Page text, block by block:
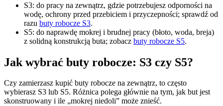
S3: do pracy na zewnątrz, gdzie potrzebujesz odporności na
wodę, ochrony przed przebiciem i przyczepności; sprawdź od
razu buty robocze S3.
S5: do naprawdę mokrej i brudnej pracy (błoto, woda, breja)
z solidną konstrukcją buta; zobacz buty robocze S5.
Jak wybrać buty robocze: S3 czy S5?
Czy zamierzasz kupić buty robocze na zewnątrz, to często
wybierasz S3 lub S5. Różnica polega głównie na tym, jak but jest
skonstruowany i ile „mokrej niedoli” może znieść.